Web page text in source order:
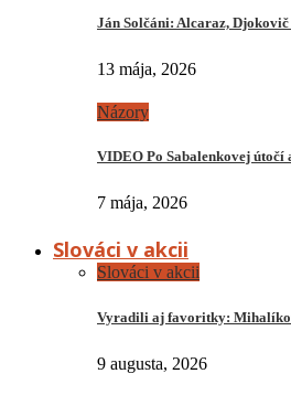
Ján Solčáni: Alcaraz,
13 mája, 2026
Názory
VIDEO Po Sabalenkovej
7 mája, 2026
Slováci v akcii
Slováci v akcii
Vyradili aj favoritky:
9 augusta, 2026